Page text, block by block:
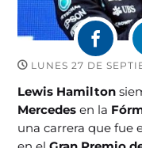
LUNES 27 DE
Lewis Hamilton
Mercedes en la
una carrera que fue